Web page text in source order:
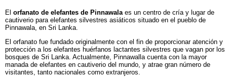
El orfanato de elefantes de Pinnawala es un centro de cría y lugar de
cautiverio para elefantes silvestres asiáticos situado en el pueblo de
Pinnawala, en Sri Lanka.
El orfanato fue fundado originalmente con el fin de proporcionar atención y
protección a los elefantes huérfanos lactantes silvestres que vagan por los
bosques de Sri Lanka. Actualmente, Pinnawalla cuenta con la mayor
manada de elefantes en cautiverio del mundo, y atrae gran número de
visitantes, tanto nacionales como extranjeros.